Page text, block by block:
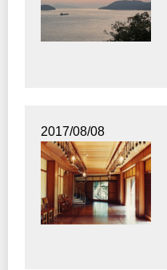
2017/08/08